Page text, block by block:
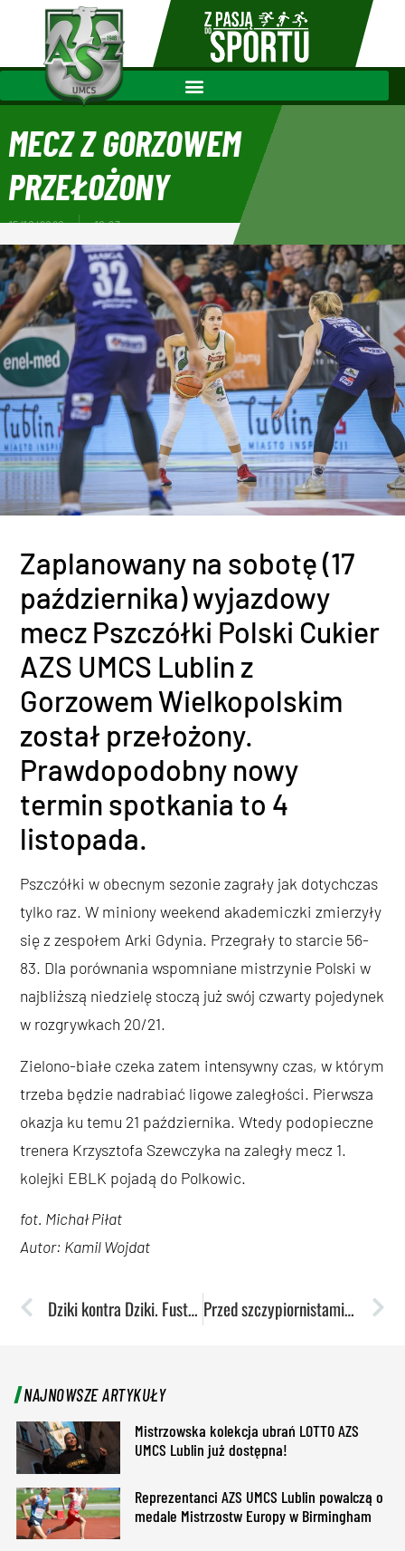
MECZ Z GORZOWEM
PRZEŁOŻONY
15/10/2020 10:23
Zaplanowany na sobotę (17
października) wyjazdowy
mecz Pszczółki Polski Cukier
AZS UMCS Lublin z
Gorzowem Wielkopolskim
został przełożony.
Prawdopodobny nowy
termin spotkania to 4
listopada.
Pszczółki w obecnym sezonie zagrały jak dotychczas
tylko raz. W miniony weekend akademiczki zmierzyły
się z zespołem Arki Gdynia. Przegrały to starcie 56-
83. Dla porównania wspomniane mistrzynie Polski w
najbliższą niedzielę stoczą już swój czwarty pojedynek
w rozgrywkach 20/21.
Zielono-białe czeka zatem intensywny czas, w którym
trzeba będzie nadrabiać ligowe zaległości. Pierwsza
okazja ku temu 21 października. Wtedy podopieczne
trenera Krzysztofa Szewczyka na zaległy mecz 1.
kolejki EBLK pojadą do Polkowic.
fot. Michał Piłat
Autor: Kamil Wojdat
Dziki kontra Dziki. Fustaliści pojadą do Rzeszowa Przed szczypiornistami kluczowy mecz pierwszej części sezonu
NAJNOWSZE ARTYKUŁY
Mistrzowska kolekcja ubrań LOTTO AZS
UMCS Lublin już dostępna!
Reprezentanci AZS UMCS Lublin powalczą o
medale Mistrzostw Europy w Birmingham